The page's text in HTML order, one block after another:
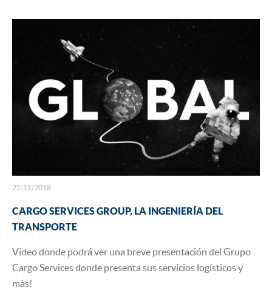
22/11/2018
CARGO SERVICES GROUP, LA INGENIERÍA DEL
TRANSPORTE
Video donde podrá ver una breve presentación del Grupo
Cargo Services donde presenta sus servicios logísticos y
más!